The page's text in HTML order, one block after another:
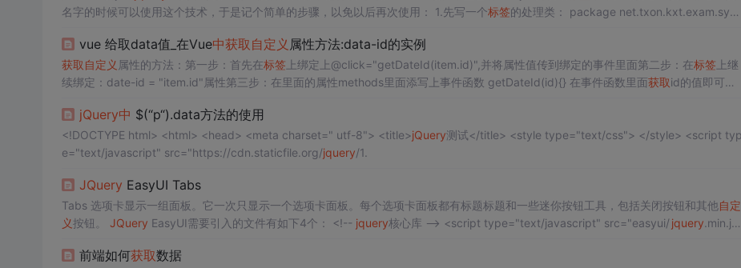
名字的时候可以使用这个技术，于是记个简单的步骤，以免以后再次使用： 1.先写一个标签的处理类： package net.txon.kxt.exam.sys.
vue 给取data值_在Vue中获取 自定义 属性方法:data-id的实例
获取 自定义 属性的方法：第一步：首先在标签 上绑定上@click="getDateId(item.id)",并将属性值传到绑定的事件里面第二步：在标签 上继
续绑定：date-id = "item.id"属性第三步：在里面的属性methods里面添写上事件函数 getDateId(id){} 在事件函数里面获取id的值即可me
jQuery中 $(“p“).data方法的使用
<!DOCTYPE html> <html> <head> <meta charset=" utf-8"> <title>jQuery测试</title> <style type="text/css"> </style> <script typ
e="text/javascript" src="https://cdn.staticfile.org/jquery/1.
JQuery EasyUI Tabs
Tabs 选项卡显示一组面板。它一次只显示一个选项卡面板。每个选项卡面板都有标题标题和一些迷你按钮工具，包括关闭按钮和其他自定
义按钮。 JQuery EasyUI需要引入的文件有如下4个： <!-- jquery核心库 --> <script type="text/javascript" src="easyui/ jquery .min.j
前端如何获取数据